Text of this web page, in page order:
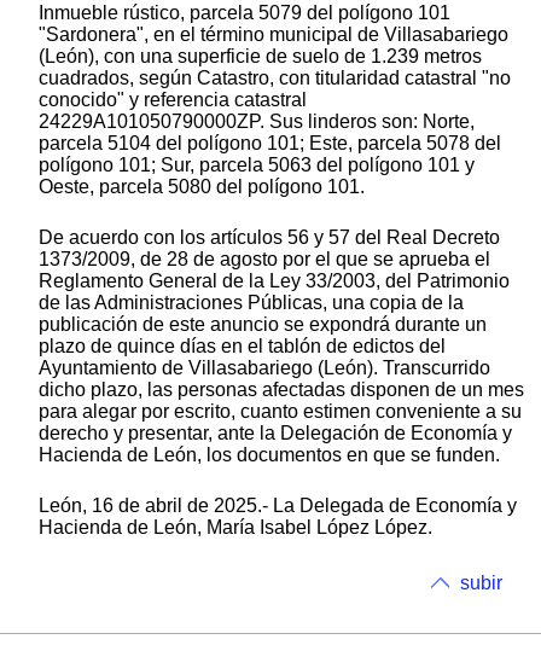
Inmueble rústico, parcela 5079 del polígono 101
"Sardonera", en el término municipal de Villasabariego
(León), con una superficie de suelo de 1.239 metros
cuadrados, según Catastro, con titularidad catastral "no
conocido" y referencia catastral
24229A101050790000ZP. Sus linderos son: Norte,
parcela 5104 del polígono 101; Este, parcela 5078 del
polígono 101; Sur, parcela 5063 del polígono 101 y
Oeste, parcela 5080 del polígono 101.
De acuerdo con los artículos 56 y 57 del Real Decreto
1373/2009, de 28 de agosto por el que se aprueba el
Reglamento General de la Ley 33/2003, del Patrimonio
de las Administraciones Públicas, una copia de la
publicación de este anuncio se expondrá durante un
plazo de quince días en el tablón de edictos del
Ayuntamiento de Villasabariego (León). Transcurrido
dicho plazo, las personas afectadas disponen de un mes
para alegar por escrito, cuanto estimen conveniente a su
derecho y presentar, ante la Delegación de Economía y
Hacienda de León, los documentos en que se funden.
León, 16 de abril de 2025.- La Delegada de Economía y
Hacienda de León, María Isabel López López.
subir